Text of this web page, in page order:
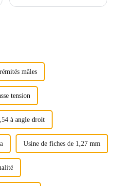
mâles
tension
à angle droit
Usine de fiches de 1,27 mm